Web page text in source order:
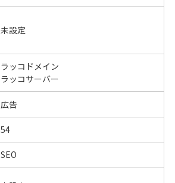
未設定
ラッコドメイン
ラッコサーバー
広告
54
SEO